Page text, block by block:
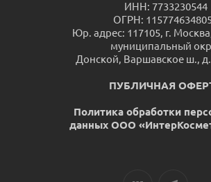
ИНН: 7733230544
ОГРН:
Юр. адрес: 117105, г.
муниципальный
Донской, Варшавское ш., д.
ПУБЛИЧНАЯ
Политика обработки
данных ООО